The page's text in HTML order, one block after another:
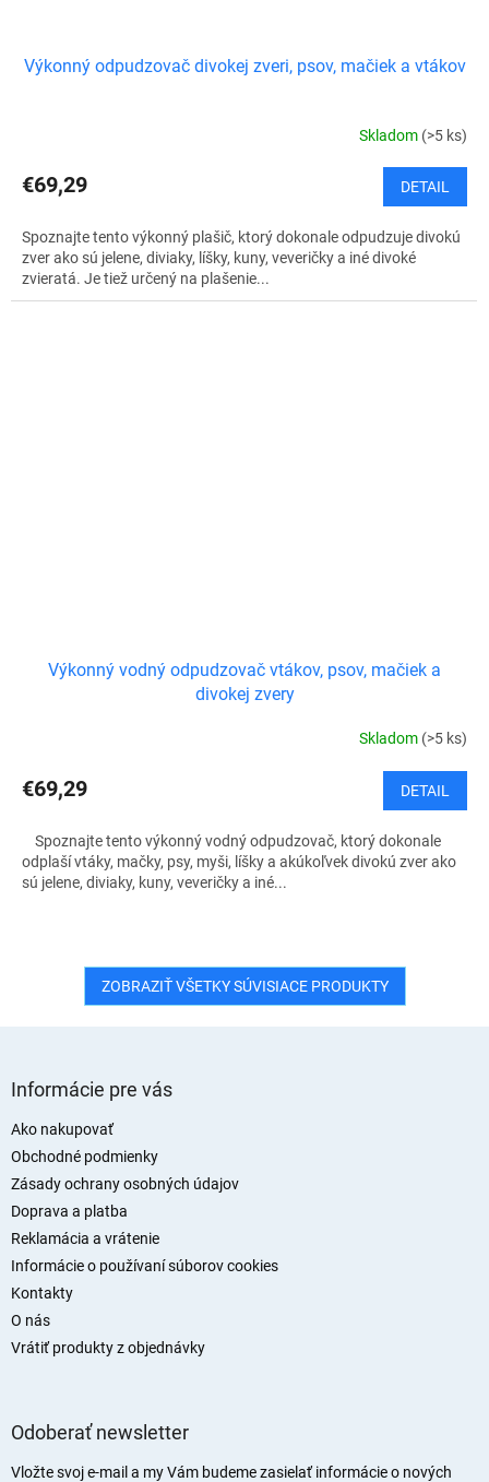
Výkonný odpudzovač divokej zveri, psov, mačiek a vtákov
Skladom (>5 ks)
€69,29 DETAIL
Spoznajte tento výkonný plašič, ktorý dokonale odpudzuje divokú
zver ako sú jelene, diviaky, líšky, kuny, veveričky a iné divoké
zvieratá. Je tiež určený na plašenie...
Výkonný vodný odpudzovač vtákov, psov, mačiek a
divokej zvery
Skladom (>5 ks)
€69,29 DETAIL
Spoznajte tento výkonný vodný odpudzovač, ktorý dokonale
odplaší vtáky, mačky, psy, myši, líšky a akúkoľvek divokú zver ako
sú jelene, diviaky, kuny, veveričky a iné...
ZOBRAZIŤ VŠETKY SÚVISIACE PRODUKTY
Informácie pre vás
Ako nakupovať
Obchodné podmienky
Zásady ochrany osobných údajov
Doprava a platba
Reklamácia a vrátenie
Informácie o používaní súborov cookies
Kontakty
O nás
Vrátiť produkty z objednávky
Odoberať newsletter
Vložte svoj e-mail a my Vám budeme zasielať informácie o nových